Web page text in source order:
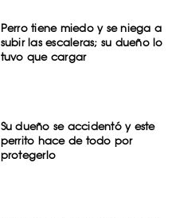
Perro tiene miedo y se niega a
subir las escaleras; su dueño lo
tuvo que cargar
Su dueño se accidentó y este
perrito hace de todo por
protegerlo